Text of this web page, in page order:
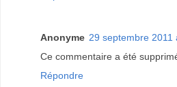
Anonyme 29 septembre 2011
Ce commentaire a été
Répondre